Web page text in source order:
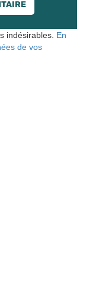
indésirables. En
de vos